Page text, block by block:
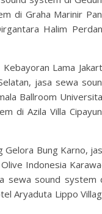
di Graha Marinir
Halim
Lama
jasa sewa
Ballroom
di Azila Villa
Gelora Bung Karno,
Indonesia
sewa sound system
Aryaduta Lippo